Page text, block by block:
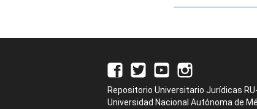
Repositorio Universitario Jurídicas RU-
Universidad Nacional Autónoma de